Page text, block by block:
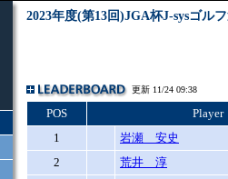
2023年度(第13回)JGA杯J-sysゴル
更新 11/24 09:38
POS
Player
1
岩瀬 安史
2
荒井 淳